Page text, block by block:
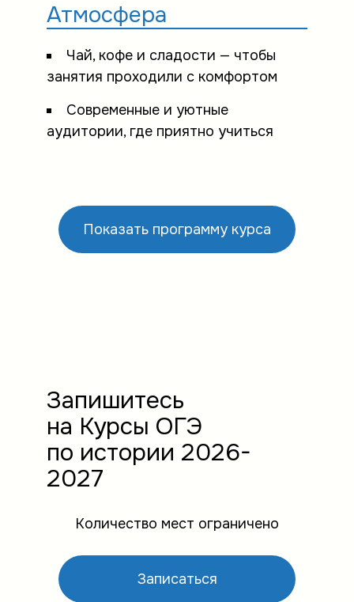
Атмосфера
Чай, кофе и сладости — чтобы
занятия проходили с комфортом
Современные и уютные
аудитории, где приятно учиться
Показать программу курса
Запишитесь
на Курсы ОГЭ
по истории 2026-
2027
Количество мест ограничено
Записаться